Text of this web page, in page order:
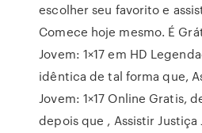
escolher seu favorito e
Comece hoje mesmo. É
Jovem: 1×17 em HD
idêntica de tal forma que,
Jovem: 1×17 Online Gratis,
depois que , Assistir Justiça